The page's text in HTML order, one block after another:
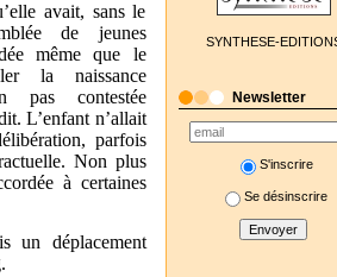
SYNTHESE-
Newsletter
S'inscrire
Se désinscrire
avait, sans le
de jeunes
même que le
la naissance
pas contestée
L’enfant n’allait
parfois
Non plus
à certaines
un déplacement